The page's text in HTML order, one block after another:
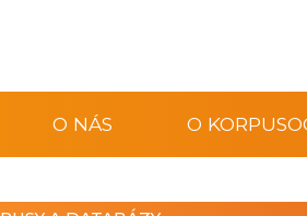
O NÁS O